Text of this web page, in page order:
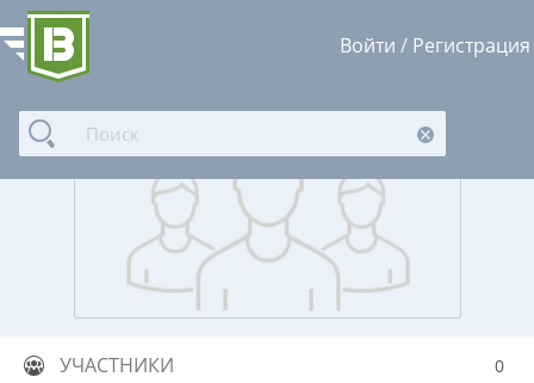
Войти / Регистрация
УЧАСТНИКИ 0